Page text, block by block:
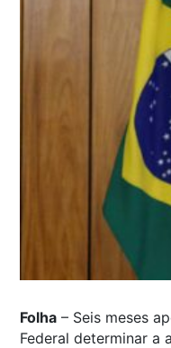
Folha – Seis meses
Federal determinar a